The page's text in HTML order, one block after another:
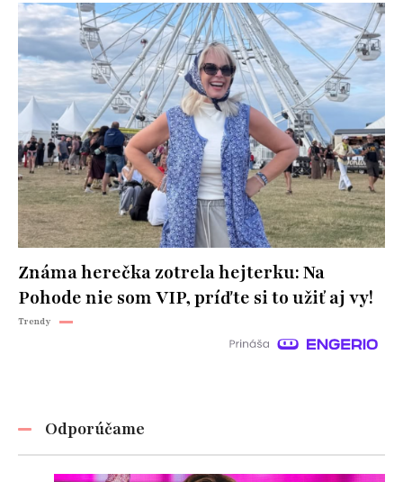
Známa herečka zotrela hejterku: Na
Pohode nie som VIP, príďte si to užiť aj vy!
Trendy
Odporúčame